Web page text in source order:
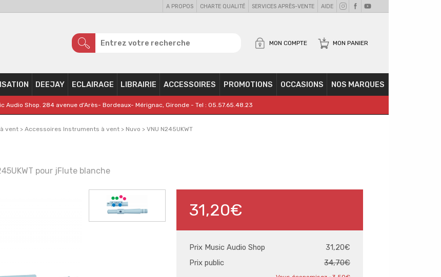
A PROPOS CHARTE QUALITÉ SERVICES APRÈS-VENTE AIDE
MON PANIER
MON COMPTE
DEEJAY ECLAIRAGE LIBRAIRIE ACCESSOIRES PROMOTIONS OCCASIONS NOS MARQUES
Audio Shop. 284 avenue d'Arès- Bordeaux- Mérignac, Gironde - Tel : 05.57.65.48.23
vent > Accessoires Instruments à vent > Nuvo > VNU N245UKWT
pour jFlute blanche
31,20€
Prix Music Audio Shop
31,20€
Prix public
34,70€